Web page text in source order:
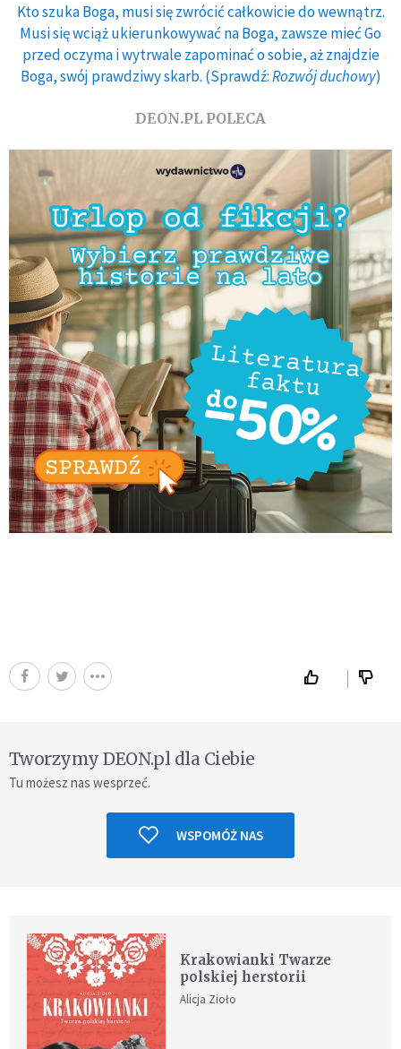
Kto szuka Boga, musi się zwrócić całkowicie do wewnątrz.
Musi się wciąż ukierunkowywać na Boga, zawsze mieć Go
przed oczyma i wytrwale zapominać o sobie, aż znajdzie
Boga, swój prawdziwy skarb. (Sprawdź:Rozwój duchowy)
DEON.PL POLECA
Tworzymy DEON.pl dla Ciebie
Tu możesz nas wesprzeć.
WSPOMÓŻ NAS
Krakowianki Twarze
polskiej herstorii
Alicja Zioło